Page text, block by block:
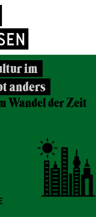
im
anders
Wandel der Zeit